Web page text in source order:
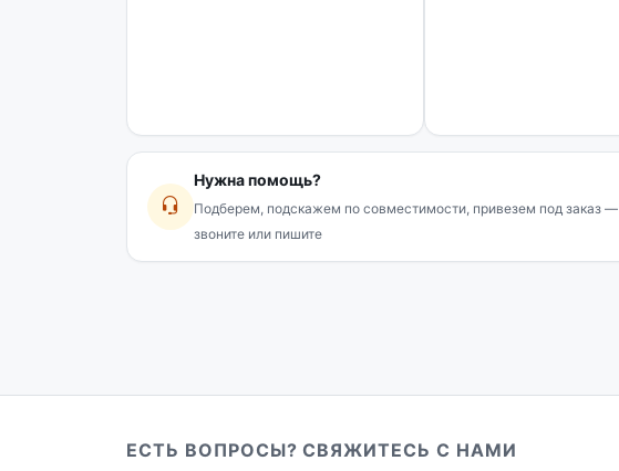
Нужна помощь?
Подберем, подскажем по совместимости, привезем под заказ —
звоните или пишите
ЕСТЬ ВОПРОСЫ? СВЯЖИТЕСЬ С НАМИ